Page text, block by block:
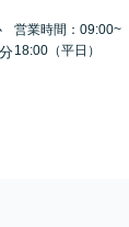
営業時間：09:00~
18:00（平日）